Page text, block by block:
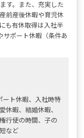
す。また、充実した
前産後休暇や育児休
も有休取得は入社半
サポート休暇（条件あ
ート休暇、入社時特
休暇、結婚休暇、
行使の時間、子の
など